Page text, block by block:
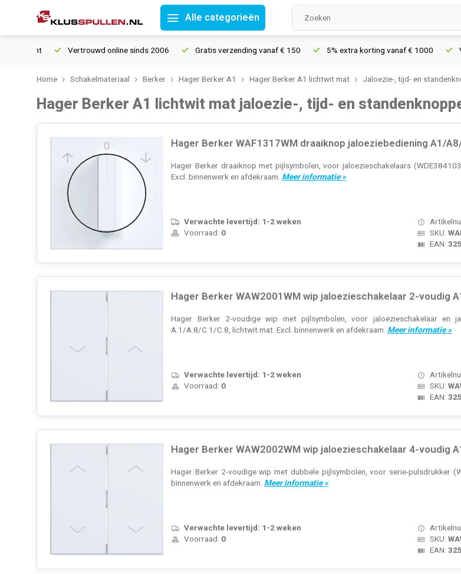
Alle categorieën
Vertrouwd online sinds 2006 Gratis verzending vanaf € 150 5% extra korting vanaf € 1000 Voor 21u
Home Schakelmateriaal Berker Hager Berker A1 Hager Berker A1 lichtwit mat Jaloezie-, tijd- en
Hager Berker A1 lichtwit mat jaloezie-, tijd- en
Hager Berker WAF1317WM draaiknop jaloeziebediening A1/
Hager Berker draaiknop met pijlsymbolen, voor jaloezieschakelaars
Excl. binnenwerk en afdekraam. Meer informatie »
SKU:
EAN:
Verwachte levertijd: 1-2 weken
Voorraad: 0
Hager Berker WAW2001WM wip jaloezieschakelaar 2-voudig
Hager Berker 2-voudige wip met pijlsymbolen, voor jaloezieschakelaar en
A.1/A.8/C.1/C.8, lichtwit mat. Excl. binnenwerk en afdekraam. Meer informatie »
SKU:
EAN:
Verwachte levertijd: 1-2 weken
Voorraad: 0
Hager Berker WAW2002WM wip jaloezieschakelaar 4-voudig
Hager Berker 2-voudige wip met dubbele pijlsymbolen, voor serie-pulsdrukker
binnenwerk en afdekraam. Meer informatie »
SKU:
EAN:
Verwachte levertijd: 1-2 weken
Voorraad: 0